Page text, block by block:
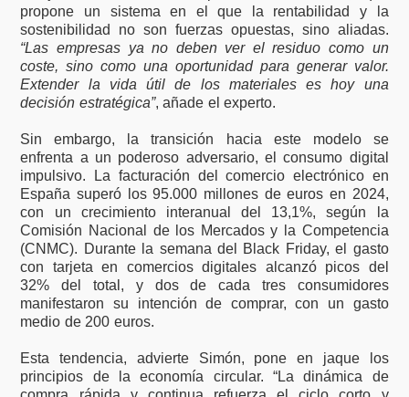
propone un sistema en el que la rentabilidad y la
sostenibilidad no son fuerzas opuestas, sino aliadas.
“Las empresas ya no deben ver el residuo como un
coste, sino como una oportunidad para generar valor.
Extender la vida útil de los materiales es hoy una
decisión estratégica”, añade el experto.
Sin embargo, la transición hacia este modelo se
enfrenta a un poderoso adversario, el consumo digital
impulsivo. La facturación del comercio electrónico en
España superó los 95.000 millones de euros en 2024,
con un crecimiento interanual del 13,1%, según la
Comisión Nacional de los Mercados y la Competencia
(CNMC). Durante la semana del Black Friday, el gasto
con tarjeta en comercios digitales alcanzó picos del
32% del total, y dos de cada tres consumidores
manifestaron su intención de comprar, con un gasto
medio de 200 euros.
Esta tendencia, advierte Simón, pone en jaque los
principios de la economía circular. “La dinámica de